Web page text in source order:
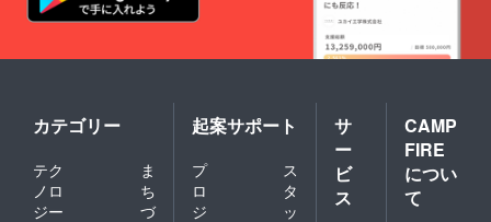
カテゴリー
テク
ノロ
ジー
ま
ち
づ
起案サポート
プ
ロ
ジ
ス
タ
ッ
サ
ー
ビ
ス
CAMP
FIRE
につい
て